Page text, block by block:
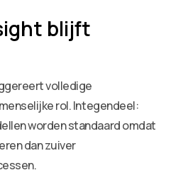
blijft
volledige
rol. Integendeel:
worden standaard omdat
dan zuiver